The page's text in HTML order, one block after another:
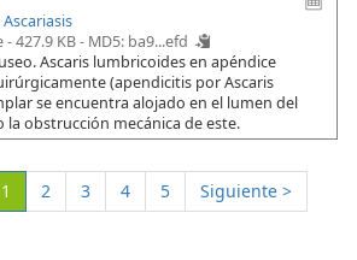
Ascariasis
427.9 KB - MD5: ba9...efd
Ascaris lumbricoides en apéndice
(apendicitis por Ascaris
se encuentra alojado en el lumen del
obstrucción mecánica de este.
1 (Actual)
2 3 4 5
Siguiente >